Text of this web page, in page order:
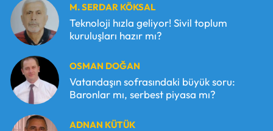
M. SERDAR KÖKSAL
Teknoloji hızla geliyor! Sivil toplum
kuruluşları hazır mı?
OSMAN DOĞAN
Vatandaşın sofrasındaki büyük soru:
Baronlar mı, serbest piyasa mı?
ADNAN KÜTÜK